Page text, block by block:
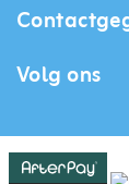
Volg ons